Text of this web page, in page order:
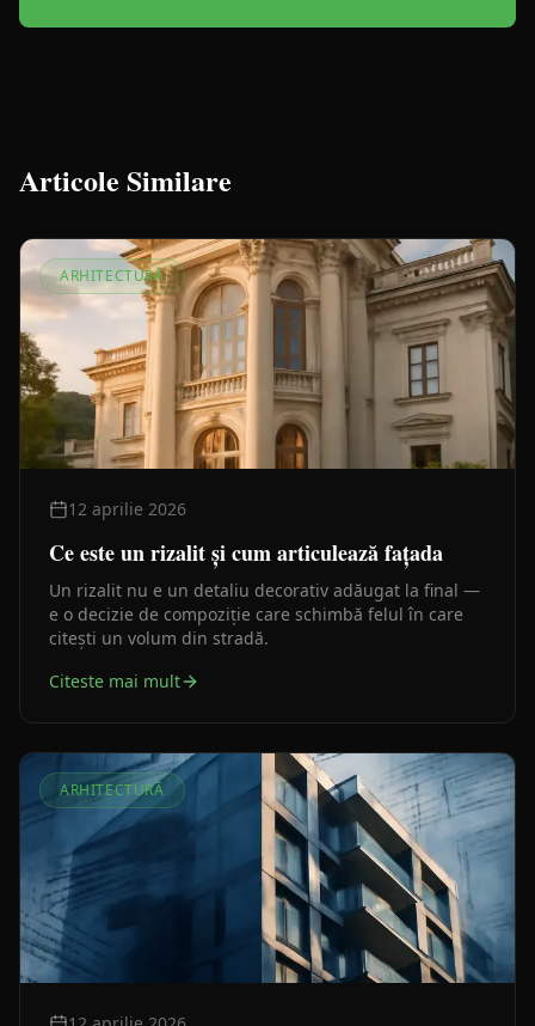
Articole Similare
ARHITECTURĂ
12 aprilie 2026
Ce este un rizalit și cum articulează fațada
Un rizalit nu e un detaliu decorativ adăugat la final —
e o decizie de compoziție care schimbă felul în care
citești un volum din stradă.
Citeste mai mult
ARHITECTURĂ